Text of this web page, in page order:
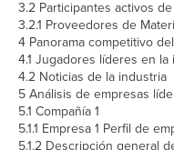
3.2 Participantes activos
3.2.1 Proveedores de
4 Panorama competitivo
4.1 Jugadores líderes en la
4.2 Noticias de la industria
5 Análisis de empresas
5.1 Compañía 1
5.1.1 Empresa 1 Perfil de
5.1.2 Descripción general